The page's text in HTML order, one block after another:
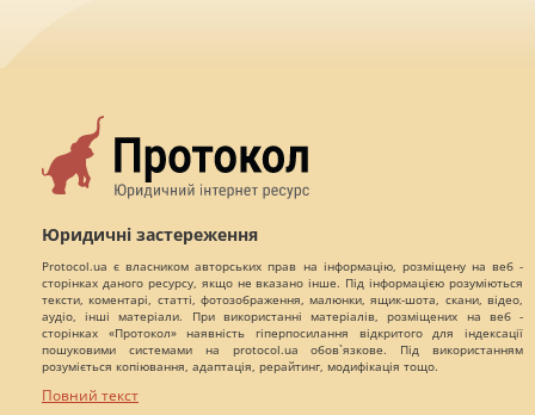
Юридичні застереження
Protocol.ua є власником авторських прав на інформацію, розміщену на веб -
сторінках даного ресурсу, якщо не вказано інше. Під інформацією розуміються
тексти, коментарі, статті, фотозображення, малюнки, ящик-шота, скани, відео,
аудіо, інші матеріали. При використанні матеріалів, розміщених на веб -
сторінках «Протокол» наявність гіперпосилання відкритого для індексації
пошуковими системами на protocol.ua обов`язкове. Під використанням
розуміється копіювання, адаптація, рерайтинг, модифікація тощо.
Повний текст